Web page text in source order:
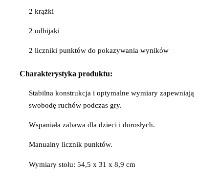
2 krążki
2 odbijaki
2 liczniki punktów do pokazywania wyników
Charakterystyka produktu:
Stabilna konstrukcja i optymalne wymiary zapewniają
swobodę ruchów podczas gry.
Wspaniała zabawa dla dzieci i dorosłych.
Manualny licznik punktów.
Wymiary stołu: 54,5 x 31 x 8,9 cm